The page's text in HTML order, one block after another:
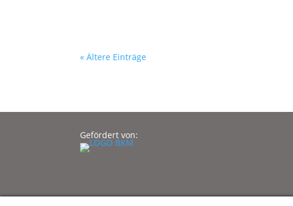
« Ältere Einträge
Gefördert von: